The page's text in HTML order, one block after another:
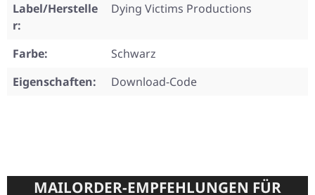
Label/Herstelle
r:
Dying Victims Productions
Farbe:
Schwarz
Eigenschaften:
Download-Code
MAILORDER-EMPFEHLUNGEN FÜR